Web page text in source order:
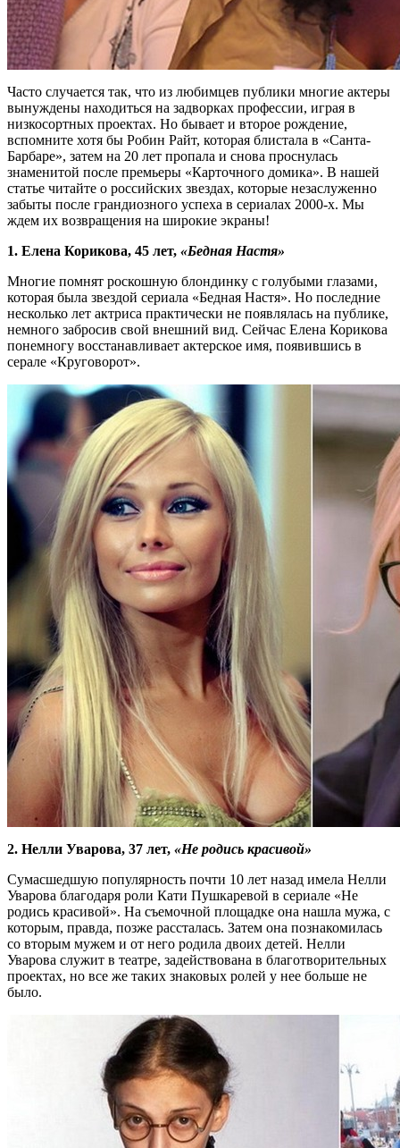
Часто случается так, что из любимцев публики многие актеры
вынуждены находиться на задворках профессии, играя в
низкосортных проектах. Но бывает и второе рождение,
вспомните хотя бы Робин Райт, которая блистала в «Санта-
Барбаре», затем на 20 лет пропала и снова проснулась
знаменитой после премьеры «Карточного домика». В нашей
статье читайте о российских звездах, которые незаслуженно
забыты после грандиозного успеха в сериалах 2000-х. Мы
ждем их возвращения на широкие экраны!
1. Елена Корикова, 45 лет, «Бедная Настя»
Многие помнят роскошную блондинку с голубыми глазами,
которая была звездой сериала «Бедная Настя». Но последние
несколько лет актриса практически не появлялась на публике,
немного забросив свой внешний вид. Сейчас Елена Корикова
понемногу восстанавливает актерское имя, появившись в
серале «Круговорот».
2. Нелли Уварова, 37 лет, «Не родись красивой»
Сумасшедшую популярность почти 10 лет назад имела Нелли
Уварова благодаря роли Кати Пушкаревой в сериале «Не
родись красивой». На съемочной площадке она нашла мужа, с
которым, правда, позже рассталась. Затем она познакомилась
со вторым мужем и от него родила двоих детей. Нелли
Уварова служит в театре, задействована в благотворительных
проектах, но все же таких знаковых ролей у нее больше не
было.